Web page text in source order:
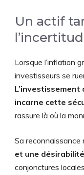
Un actif
Lorsque l’inflation
investisseurs se
incarne cette
rassure là où la
Sa reconnaissance
et une désirabilité
conjonctures